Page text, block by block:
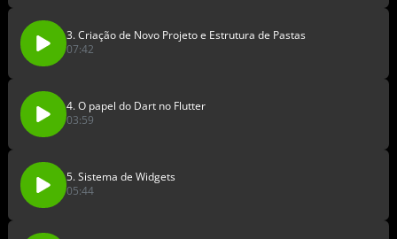
3. Criação de Novo Projeto e Estrutura de Pastas
07:42
4. O papel do Dart no Flutter
03:59
5. Sistema de Widgets
05:44